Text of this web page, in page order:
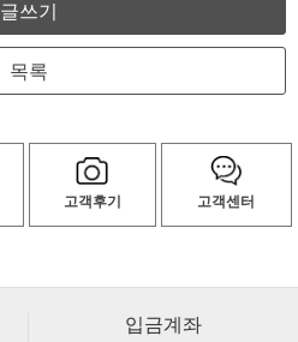
글쓰기
목록
고객후기 고객센터
입금계좌